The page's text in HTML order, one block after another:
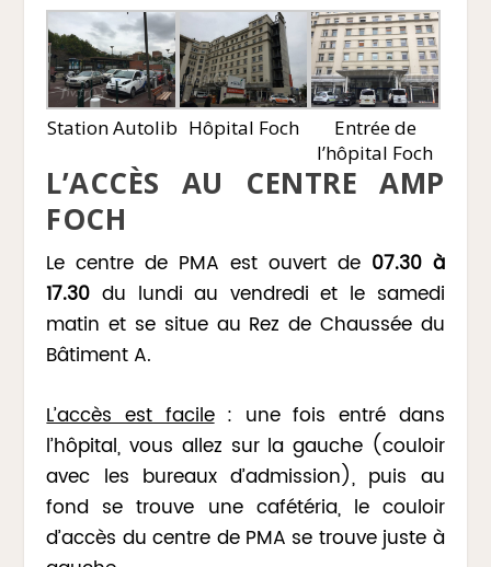
Station Autolib Hôpital Foch
Entrée de
l’hôpital Foch
L’ACCÈS AU CENTRE AMP
FOCH
Le centre de PMA est ouvert de 07.30 à
17.30 du lundi au vendredi et le samedi
matin et se situe au Rez de Chaussée du
Bâtiment A.
L’accès est facile: une fois entré dans
l’hôpital, vous allez sur la gauche (couloir
avec les bureaux d’admission), puis au
fond se trouve une cafétéria, le couloir
d’accès du centre de PMA se trouve juste à